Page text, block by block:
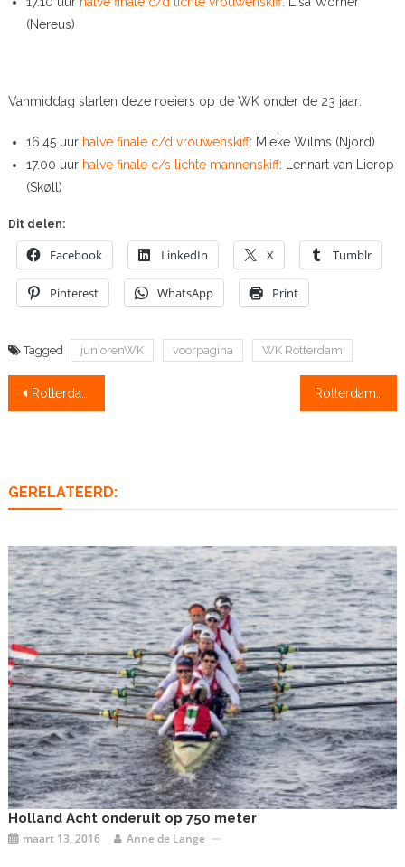
(Nereus)
Vanmiddag starten deze roeiers op de WK onder de 23 jaar:
16.45 uur halve finale c/d vrouwenskiff: Mieke Wilms (Njord)
17.00 uur halve finale c/s lichte mannenskiff: Lennart van Lierop
(Skøll)
Dit delen:
Facebook LinkedIn X Tumblr
Pinterest WhatsApp Print
Tagged juniorenWK voorpagina WK Rotterdam
Bericht
Rotterdam vandaag: aftrap wereldkampioenschappen voor junioren
GERELATEERD:
Holland Acht onderuit op 750 meter
maart 13, 2016 Anne de Lange